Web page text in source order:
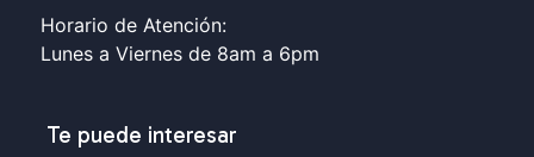
Horario de Atención:
Lunes a Viernes de 8am a 6pm
Te puede interesar